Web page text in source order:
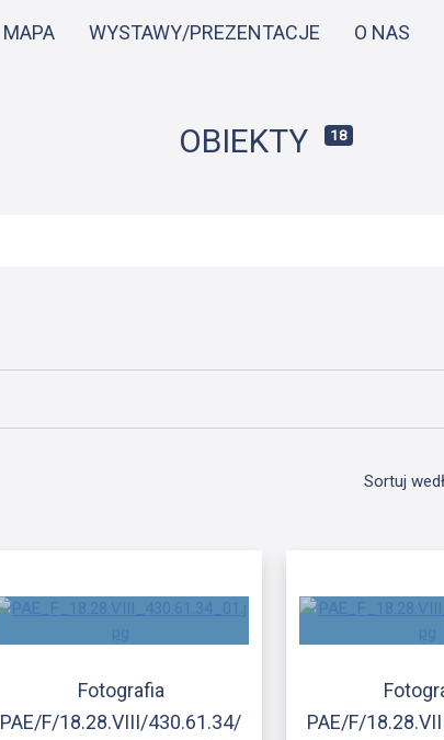
do
MAPA WYSTAWY/PREZENTACJE O NAS
OBIEKTY 18
Sortuj
Fotografia
PAE/F/18.28.VIII/430.61.34/
PAE/F/